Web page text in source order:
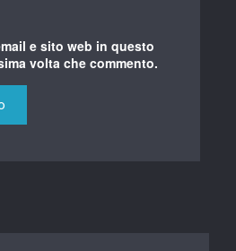
e sito web in questo
volta che commento.